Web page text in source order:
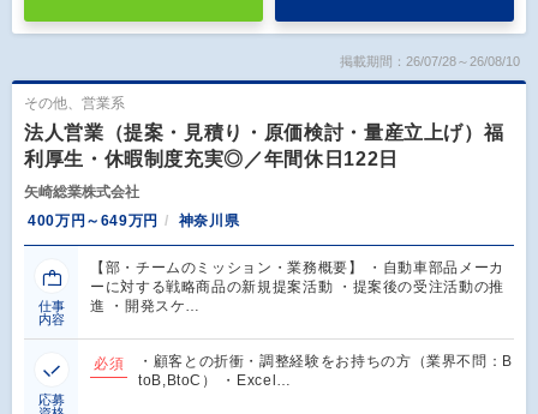
掲載期間：26/07/28～26/08/10
その他、営業系
法人営業（提案・見積り・原価検討・量産立上げ）福
利厚生・休暇制度充実◎／年間休日122日
矢崎総業株式会社
400万円～649万円
神奈川県
仕事
内容
【部・チームのミッション・業務概要】 ・自動車部品メーカ
ーに対する戦略商品の新規提案活動 ・提案後の受注活動の推
進 ・開発スケ…
応募
必須
・顧客との折衝・調整経験をお持ちの方（業界不問：B
toB,BtoC） ・Excel…